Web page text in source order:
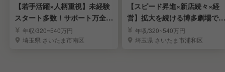
【若手活躍×人柄重視】未経験
スタート多数！サポート万全の
調理見習い募集★
年収/320~540万円
埼玉県 さいたま市南区
【スピード昇進×新店続々×経
営】拡大を続ける博多劇場でポ
ストを掴み取れ
年収/320~540万円
埼玉県 さいたま市浦和区